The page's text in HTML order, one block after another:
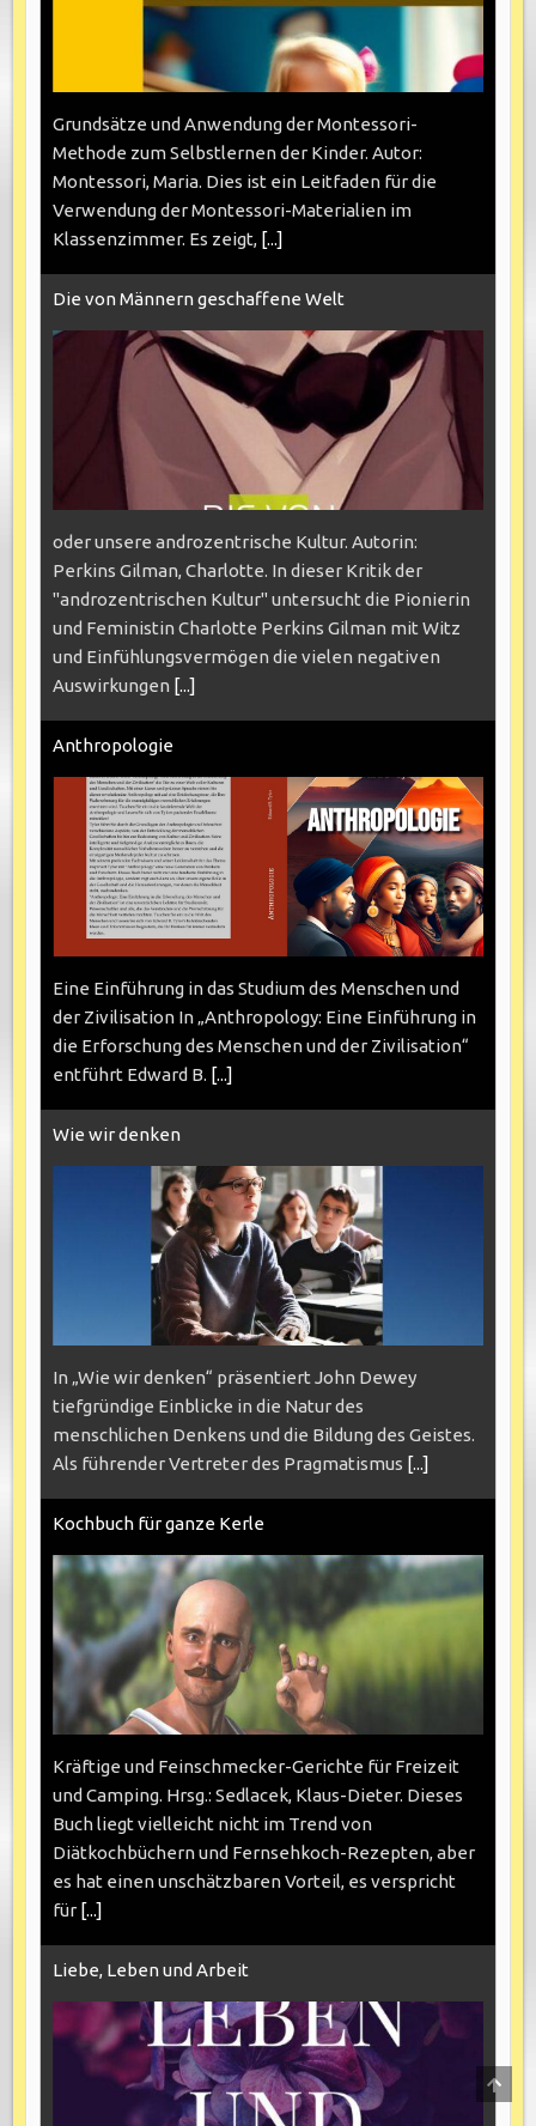
Grundsätze und Anwendung der Montessori-
Methode zum Selbstlernen der Kinder. Autor:
Montessori, Maria. Dies ist ein Leitfaden für die
Verwendung der Montessori-Materialien im
Klassenzimmer. Es zeigt, [...]
Die von Männern geschaffene Welt
oder unsere androzentrische Kultur. Autorin:
Perkins Gilman, Charlotte. In dieser Kritik der
"androzentrischen Kultur" untersucht die Pionierin
und Feministin Charlotte Perkins Gilman mit Witz
und Einfühlungsvermögen die vielen negativen
Auswirkungen [...]
Anthropologie
Eine Einführung in das Studium des Menschen und
der Zivilisation In „Anthropology: Eine Einführung in
die Erforschung des Menschen und der Zivilisation“
entführt Edward B. [...]
Wie wir denken
In „Wie wir denken“ präsentiert John Dewey
tiefgründige Einblicke in die Natur des
menschlichen Denkens und die Bildung des Geistes.
Als führender Vertreter des Pragmatismus [...]
Kochbuch für ganze Kerle
Kräftige und Feinschmecker-Gerichte für Freizeit
und Camping. Hrsg.: Sedlacek, Klaus-Dieter. Dieses
Buch liegt vielleicht nicht im Trend von
Diätkochbüchern und Fernsehkoch-Rezepten, aber
es hat einen unschätzbaren Vorteil, es verspricht
für [...]
Liebe, Leben und Arbeit
TO